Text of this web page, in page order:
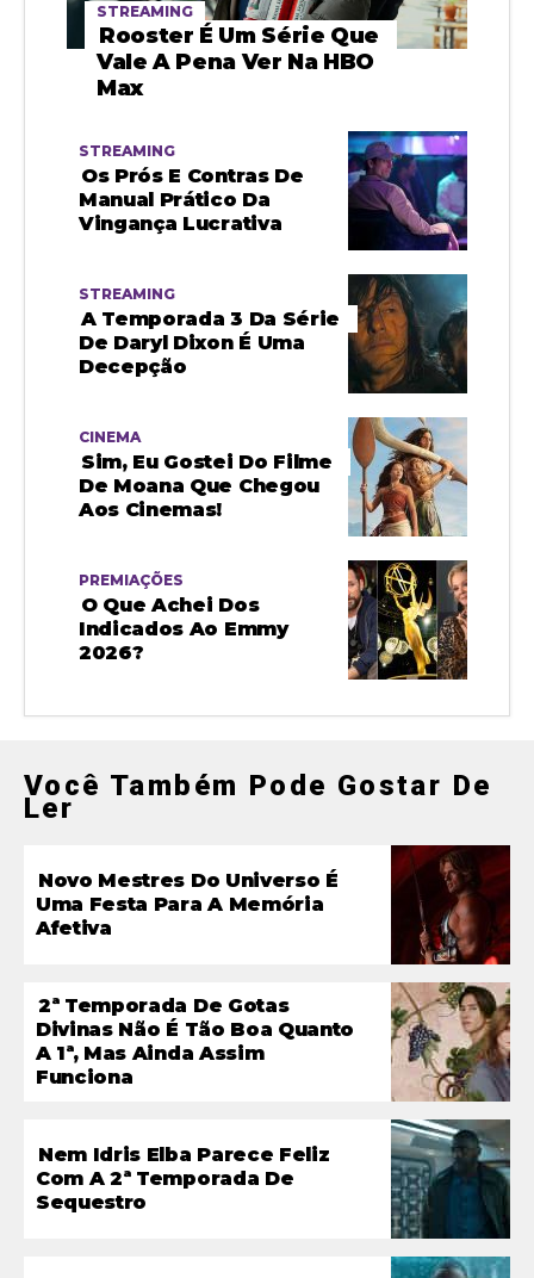
STREAMING
Rooster É Um Série Que
Vale A Pena Ver Na HBO
Max
STREAMING
Os Prós E Contras De
Manual Prático Da
Vingança Lucrativa
STREAMING
A Temporada 3 Da Série
De Daryl Dixon É Uma
Decepção
CINEMA
Sim, Eu Gostei Do Filme
De Moana Que Chegou
Aos Cinemas!
PREMIAÇÕES
O Que Achei Dos
Indicados Ao Emmy
2026?
Você Também Pode Gostar De
Ler
Novo Mestres Do Universo É
Uma Festa Para A Memória
Afetiva
2ª Temporada De Gotas
Divinas Não É Tão Boa Quanto
A 1ª, Mas Ainda Assim
Funciona
Nem Idris Elba Parece Feliz
Com A 2ª Temporada De
Sequestro